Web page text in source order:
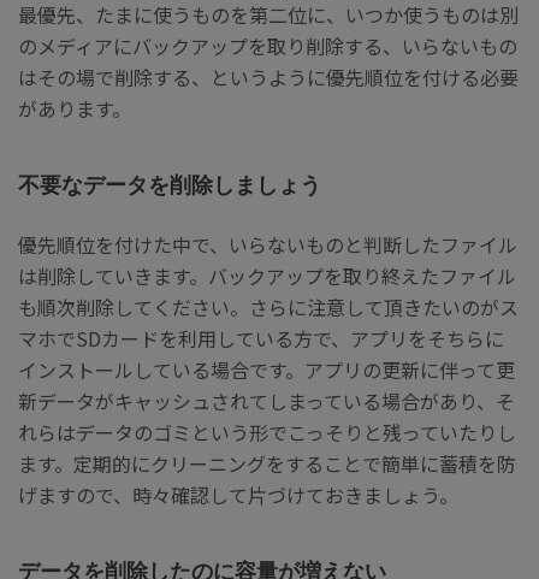
最優先、たまに使うものを第二位に、いつか使うものは別
のメディアにバックアップを取り削除する、いらないもの
はその場で削除する、というように優先順位を付ける必要
があります。
不要なデータを削除しましょう
優先順位を付けた中で、いらないものと判断したファイル
は削除していきます。バックアップを取り終えたファイル
も順次削除してください。さらに注意して頂きたいのがス
マホでSDカードを利用している方で、アプリをそちらに
インストールしている場合です。アプリの更新に伴って更
新データがキャッシュされてしまっている場合があり、そ
れらはデータのゴミという形でこっそりと残っていたりし
ます。定期的にクリーニングをすることで簡単に蓄積を防
げますので、時々確認して片づけておきましょう。
データを削除したのに容量が増えない